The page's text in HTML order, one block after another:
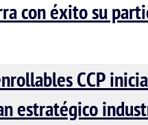
con éxito su
CCP
estratégico